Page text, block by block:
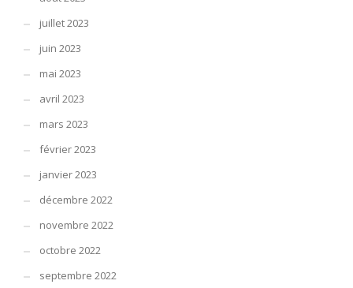
juillet 2023
juin 2023
mai 2023
avril 2023
mars 2023
février 2023
janvier 2023
décembre 2022
novembre 2022
octobre 2022
septembre 2022